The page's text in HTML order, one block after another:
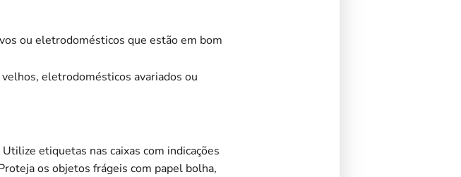
ou eletrodomésticos que estão em bom
eletrodomésticos avariados ou
etiquetas nas caixas com indicações
os objetos frágeis com papel bolha,